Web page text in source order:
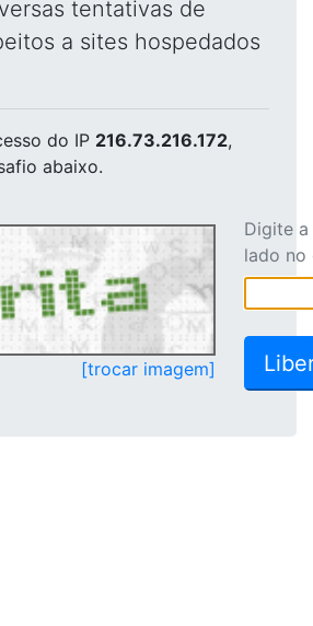
tentativas de
a sites hospedados
do IP 216.73.216.172,
abaixo.
[trocar imagem]
Digite
lado no